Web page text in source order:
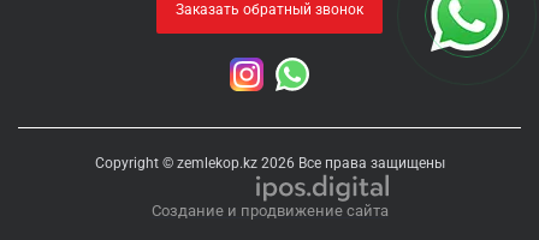
Заказать обратный звонок
Copyright © zemlekop.kz 2026 Все права защищены
Создание и продвижение сайта